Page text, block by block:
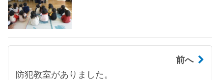
前へ
防犯教室がありました。